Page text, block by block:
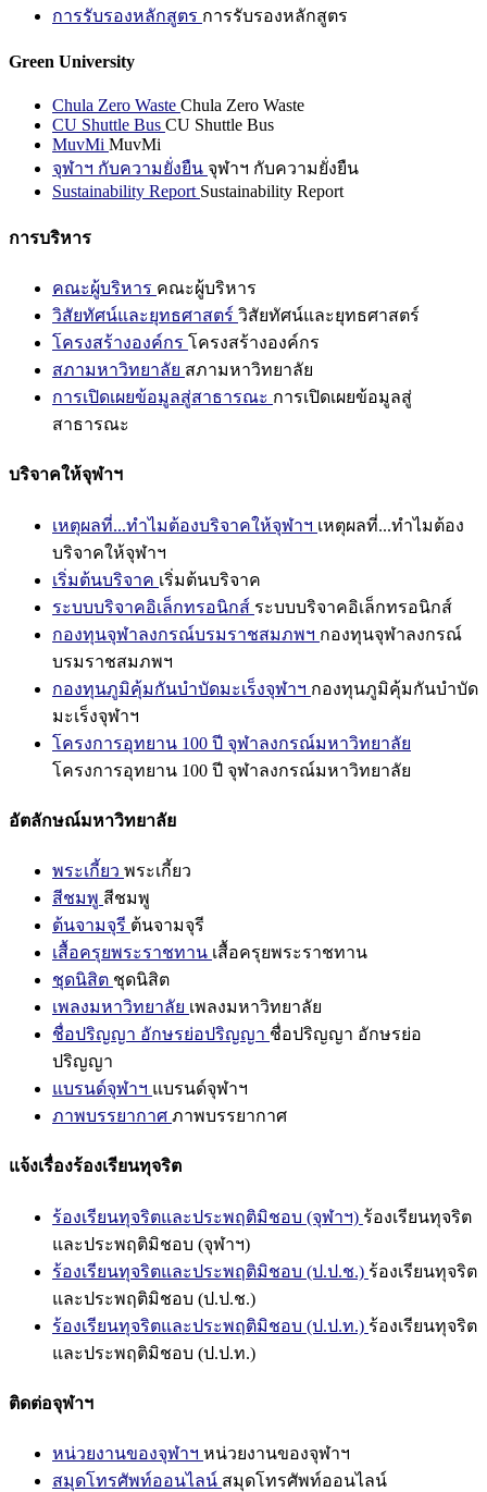
การรับรองหลักสูตร การรับรองหลักสูตร
Green University
Chula Zero Waste Chula Zero Waste
CU Shuttle Bus CU Shuttle Bus
MuvMi MuvMi
จุฬาฯ กับความยั่งยืน จุฬาฯ กับความยั่งยืน
Sustainability Report Sustainability Report
การบริหาร
คณะผู้บริหาร คณะผู้บริหาร
วิสัยทัศน์และยุทธศาสตร์ วิสัยทัศน์และยุทธศาสตร์
โครงสร้างองค์กร โครงสร้างองค์กร
สภามหาวิทยาลัย สภามหาวิทยาลัย
การเปิดเผยข้อมูลสู่สาธารณะ การเปิดเผยข้อมูลสู่
สาธารณะ
บริจาคให้จุฬาฯ
เหตุผลที่...ทำไมต้องบริจาคให้จุฬาฯ เหตุผลที่...ทำไมต้อง
บริจาคให้จุฬาฯ
เริ่มต้นบริจาค เริ่มต้นบริจาค
ระบบบริจาคอิเล็กทรอนิกส์ ระบบบริจาคอิเล็กทรอนิกส์
กองทุนจุฬาลงกรณ์บรมราชสมภพฯ กองทุนจุฬาลงกรณ์
บรมราชสมภพฯ
กองทุนภูมิคุ้มกันบำบัดมะเร็งจุฬาฯ กองทุนภูมิคุ้มกันบำบัด
มะเร็งจุฬาฯ
โครงการอุทยาน 100 ปี จุฬาลงกรณ์มหาวิทยาลัย
โครงการอุทยาน 100 ปี จุฬาลงกรณ์มหาวิทยาลัย
อัตลักษณ์มหาวิทยาลัย
พระเกี้ยว พระเกี้ยว
สีชมพู สีชมพู
ต้นจามจุรี ต้นจามจุรี
เสื้อครุยพระราชทาน เสื้อครุยพระราชทาน
ชุดนิสิต ชุดนิสิต
เพลงมหาวิทยาลัย เพลงมหาวิทยาลัย
ชื่อปริญญา อักษรย่อปริญญา ชื่อปริญญา อักษรย่อ
ปริญญา
แบรนด์จุฬาฯ แบรนด์จุฬาฯ
ภาพบรรยากาศ ภาพบรรยากาศ
แจ้งเรื่องร้องเรียนทุจริต
ร้องเรียนทุจริตและประพฤติมิชอบ (จุฬาฯ) ร้องเรียนทุจริต
และประพฤติมิชอบ (จุฬาฯ)
ร้องเรียนทุจริตและประพฤติมิชอบ (ป.ป.ช.) ร้องเรียนทุจริต
และประพฤติมิชอบ (ป.ป.ช.)
ร้องเรียนทุจริตและประพฤติมิชอบ (ป.ป.ท.) ร้องเรียนทุจริต
และประพฤติมิชอบ (ป.ป.ท.)
ติดต่อจุฬาฯ
หน่วยงานของจุฬาฯ หน่วยงานของจุฬาฯ
สมุดโทรศัพท์ออนไลน์ สมุดโทรศัพท์ออนไลน์